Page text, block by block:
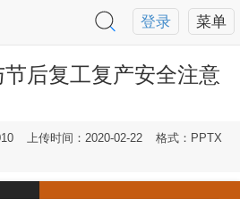
菜单
登录
后复工复产安全注意
上传时间：2020-02-22
格式：PPTX